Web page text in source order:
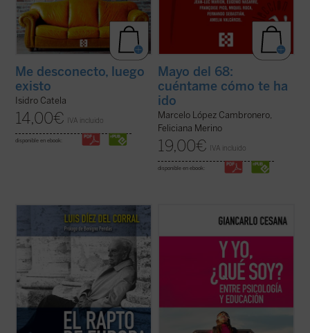
Me desconecto, luego
existo
Isidro Catela
14,00€ IVA incluido
disponible en ebook:
Mayo del 68:
cuéntame cómo te ha
ido
Marcelo López Cambronero,
Feliciana Merino
19,00€ IVA incluido
disponible en ebook:
El rapto de Europa constituye uno de los
más importantes proyectos de
interpretación histórica sobre Europa
elaborados en el siglo XX, además de un
lúcido diagnóstico profético de la
incertidumbre que se ha ido apoderando en
¿Por qué habitualmente el fracaso escolar
termina en manos de un psicólogo? ¿Por
que dirigen la coordinación de la actividad
educativa? Frente a una mentalidad en la
que comúnmente la educación ha ...